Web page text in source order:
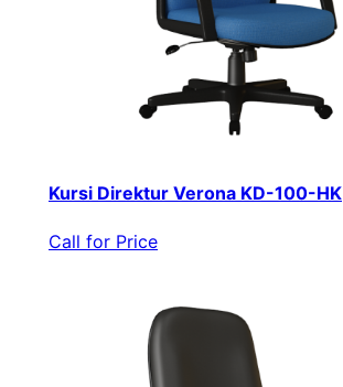
Kursi Direktur Verona KD-100-HK
Call for Price